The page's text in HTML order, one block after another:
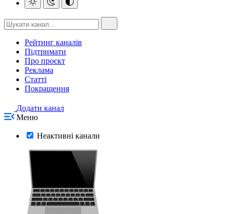
Рейтинг каналів
Підтримати
Про проєкт
Реклама
Статті
Покращення
Додати канал
Меню
Неактивні канали